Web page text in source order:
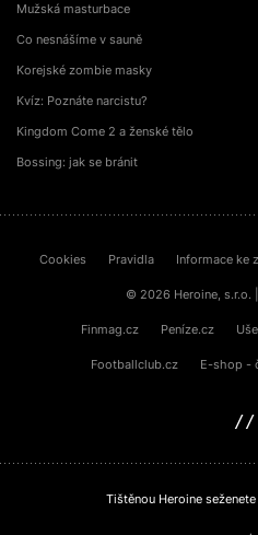
Mužská masturbace
Co nesnášíme v sauně
Korejské zombie masky
Kvíz: Poznáte narcistu?
Kingdom Come 2 a ženské tělo
Bossing: jak se bránit
Cookies Pravidla Informace ke
© 2026 Heroine, s.r.o.
Finmag.cz Peníze.cz
Footballclub.cz E-shop -
Tištěnou Heroine